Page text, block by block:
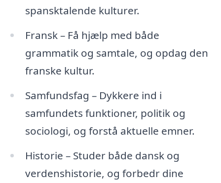
spansktalende kulturer.
Fransk – Få hjælp med både
grammatik og samtale, og opdag den
franske kultur.
Samfundsfag – Dykkere ind i
samfundets funktioner, politik og
sociologi, og forstå aktuelle emner.
Historie – Studer både dansk og
verdenshistorie, og forbedr dine